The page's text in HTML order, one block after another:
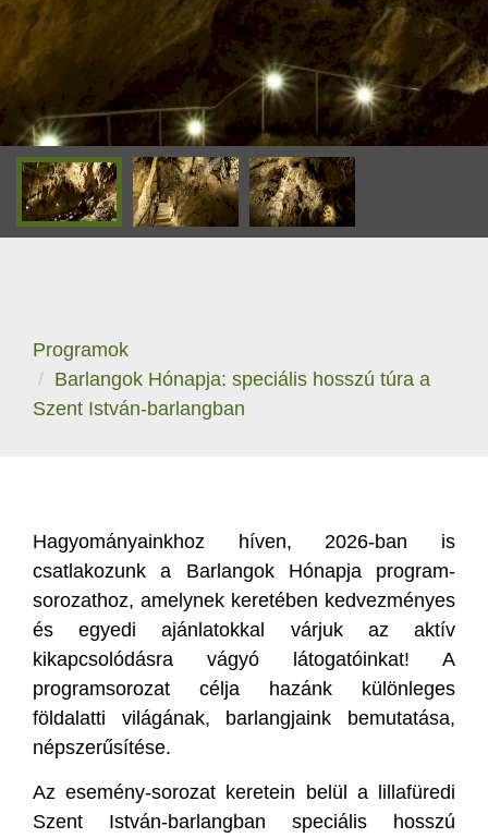
Programok
Barlangok Hónapja: speciális hosszú túra a
Szent István-barlangban
Hagyományainkhoz híven, 2026-ban is
csatlakozunk a Barlangok Hónapja program-
sorozathoz, amelynek keretében kedvezményes
és egyedi ajánlatokkal várjuk az aktív
kikapcsolódásra vágyó látogatóinkat! A
programsorozat célja hazánk különleges
földalatti világának, barlangjaink bemutatása,
népszerűsítése.
Az esemény-sorozat keretein belül a lillafüredi
Szent István-barlangban speciális hosszú